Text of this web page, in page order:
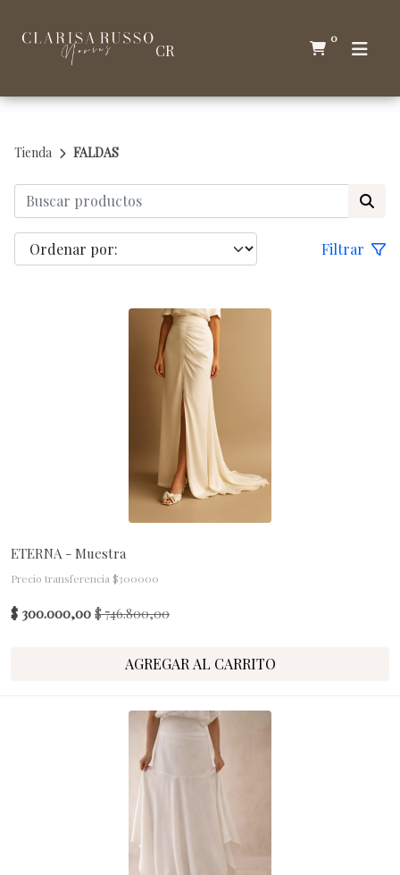
CR
0
Tienda FALDAS
Filtrar
ETERNA - Muestra
Precio transferencia $300000
$ 300.000,00 $ 746.800,00
AGREGAR AL CARRITO